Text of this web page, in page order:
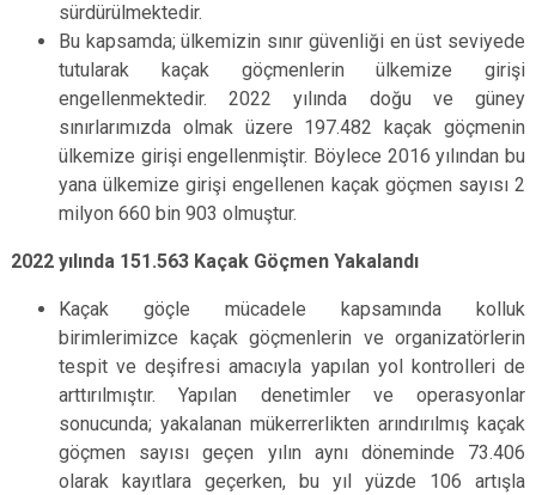
sürdürülmektedir.
Bu kapsamda; ülkemizin sınır güvenliği en üst seviyede
tutularak kaçak göçmenlerin ülkemize girişi
engellenmektedir. 2022 yılında doğu ve güney
sınırlarımızda olmak üzere 197.482 kaçak göçmenin
ülkemize girişi engellenmiştir. Böylece 2016 yılından bu
yana ülkemize girişi engellenen kaçak göçmen sayısı 2
milyon 660 bin 903 olmuştur.
2022 yılında 151.563 Kaçak Göçmen Yakalandı
Kaçak göçle mücadele kapsamında kolluk
birimlerimizce kaçak göçmenlerin ve organizatörlerin
tespit ve deşifresi amacıyla yapılan yol kontrolleri de
arttırılmıştır. Yapılan denetimler ve operasyonlar
sonucunda; yakalanan mükerrerlikten arındırılmış kaçak
göçmen sayısı geçen yılın aynı döneminde 73.406
olarak kayıtlara geçerken, bu yıl yüzde 106 artışla